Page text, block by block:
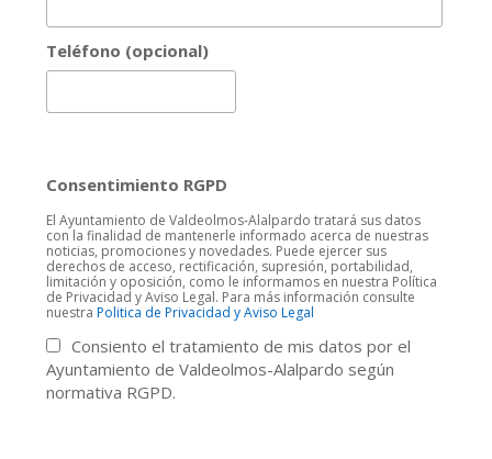
Teléfono (opcional)
Consentimiento RGPD
El Ayuntamiento de Valdeolmos-Alalpardo tratará sus datos
con la finalidad de mantenerle informado acerca de nuestras
noticias, promociones y novedades. Puede ejercer sus
derechos de acceso, rectificación, supresión, portabilidad,
limitación y oposición, como le informamos en nuestra Política
de Privacidad y Aviso Legal. Para más información consulte
nuestra Politica de Privacidad y Aviso Legal
Consiento el tratamiento de mis datos por el
Ayuntamiento de Valdeolmos-Alalpardo según
normativa RGPD.